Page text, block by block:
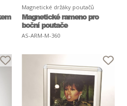
Magnetické držáky poutačů
Magnetické rameno pro
boční poutače
AS-ARM-M-360